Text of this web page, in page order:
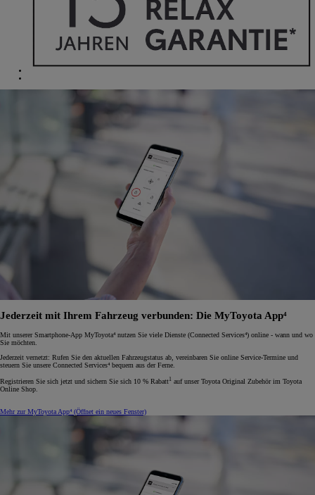
Jederzeit mit Ihrem Fahrzeug verbunden: Die MyToyota App⁴
Mit unserer Smartphone-App MyToyota⁴ nutzen Sie viele Dienste (Connected Services⁴) online - wann und wo
Sie möchten.
Jederzeit vernetzt: Rufen Sie den aktuellen Fahrzeugstatus ab, vereinbaren Sie online Service-Termine und
steuern Sie unsere Connected Services⁴ bequem aus der Ferne.
Registrieren Sie sich jetzt und sichern Sie sich 10 % Rabatt1 auf unser Toyota Original Zubehör im Toyota
Online Shop.
Mehr zur MyToyota App⁴ (Öffnet ein neues Fenster)